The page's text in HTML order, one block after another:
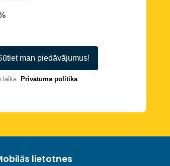
man piedāvājumus!
laikā. Privātuma politika
lietotnes